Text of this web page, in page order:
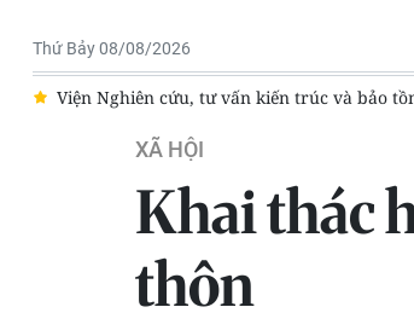
Thứ Bảy 08/08/2026
Viện Nghiên cứu, tư vấn kiến trúc và bảo
XÃ HỘI
Khai thác
thôn